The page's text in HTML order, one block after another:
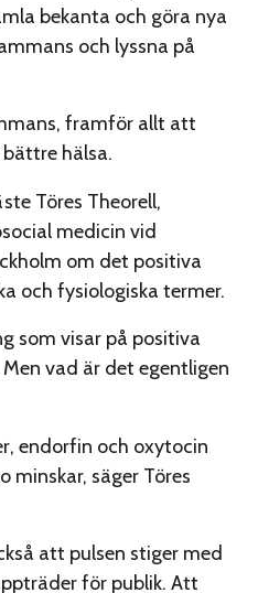
bekanta och göra nya
och lyssna på
framför allt att
hälsa.
Töres Theorell,
medicin vid
om det positiva
och fysiologiska termer.
som visar på positiva
vad är det egentligen
endorfin och oxytocin
minskar, säger Töres
att pulsen stiger med
för publik. Att